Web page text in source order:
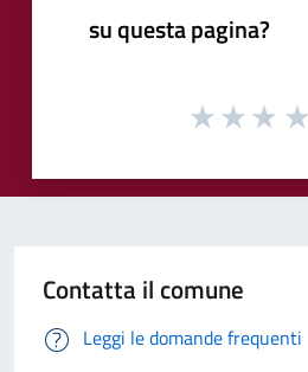
su questa pagina?
Contatta il comune
Leggi le domande frequenti